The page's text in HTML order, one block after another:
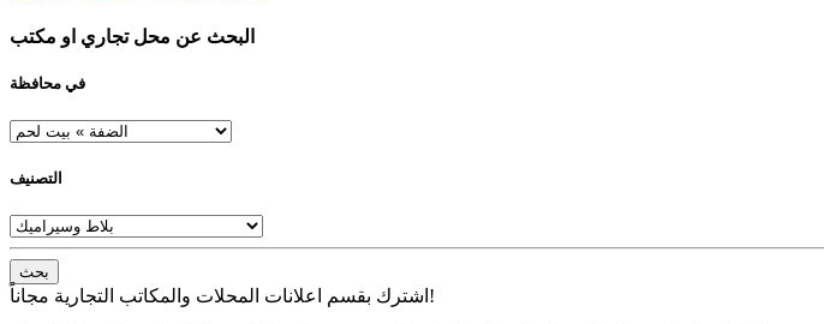
البحث عن محل تجاري او مكتب
في محافظة
التصنيف
بحث
اشترك بقسم اعلانات المحلات والمكاتب التجارية مجاناً!